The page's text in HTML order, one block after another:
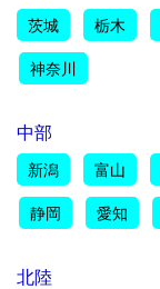
茨城 栃木
神奈川
中部
新潟 富山
静岡 愛知
北陸